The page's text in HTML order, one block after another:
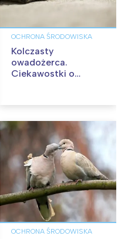
OCHRONA ŚRODOWISKA
Kolczasty
owadożerca.
Ciekawostki o
OCHRONA ŚRODOWISKA